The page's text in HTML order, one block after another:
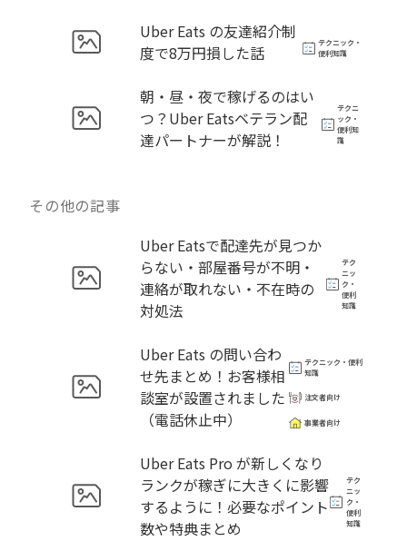
Uber Eats の友達紹介制
度で8万円損した話
テクニック・
便利知識
朝・昼・夜で稼げるのはい
つ？Uber Eatsベテラン配
達パートナーが解説！
テクニ
ック・
便利知
識
その他の記事
Uber Eatsで配達先が見つか
らない・部屋番号が不明・
連絡が取れない・不在時の
対処法
テク
ニッ
ク・
便利
知識
Uber Eats の問い合わ
せ先まとめ！お客様相
談室が設置されました
（電話休止中）
テクニック・便利
知識
注文者向け
事業者向け
Uber Eats Pro が新しくなり
ランクが稼ぎに大きくに影響
するように！必要なポイント
数や特典まとめ
テク
ニッ
ク・
便利
知識